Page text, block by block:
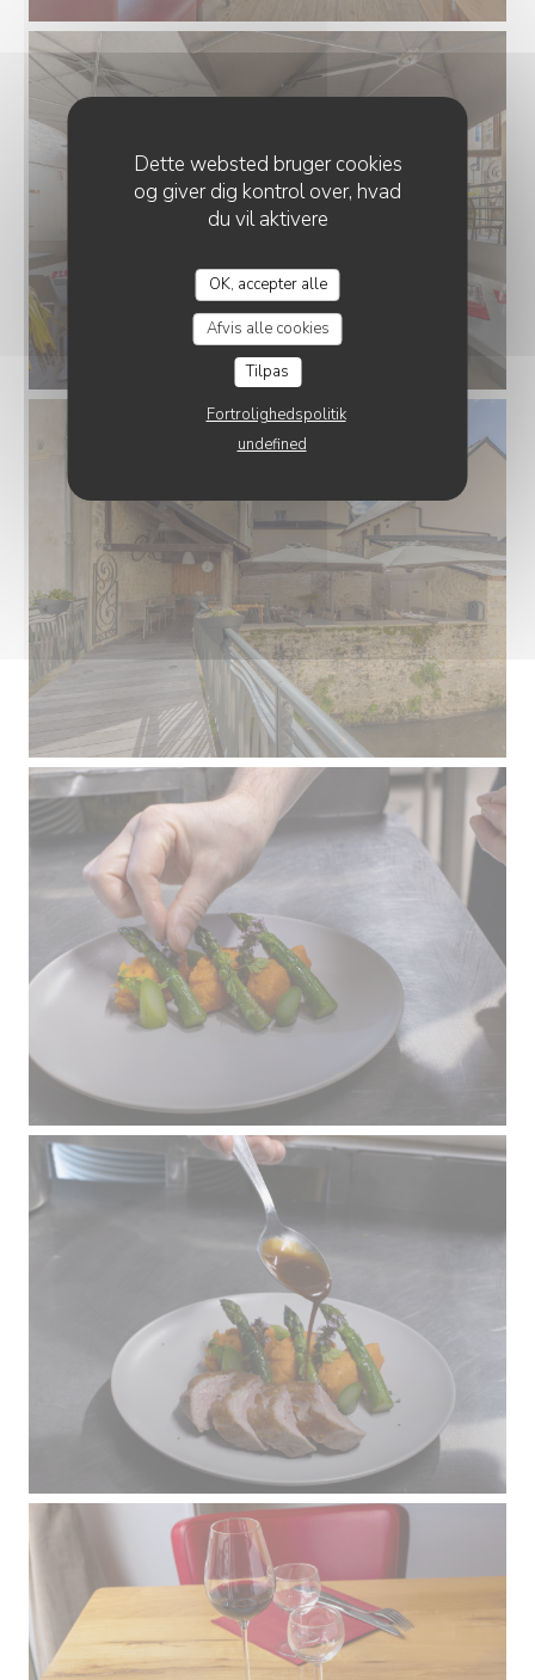
Dette websted bruger cookies
og giver dig kontrol over, hvad
du vil aktivere
OK, accepter alle
Afvis alle cookies
Tilpas
Fortrolighedspolitik
undefined
LE VOLET QUI PENCHE